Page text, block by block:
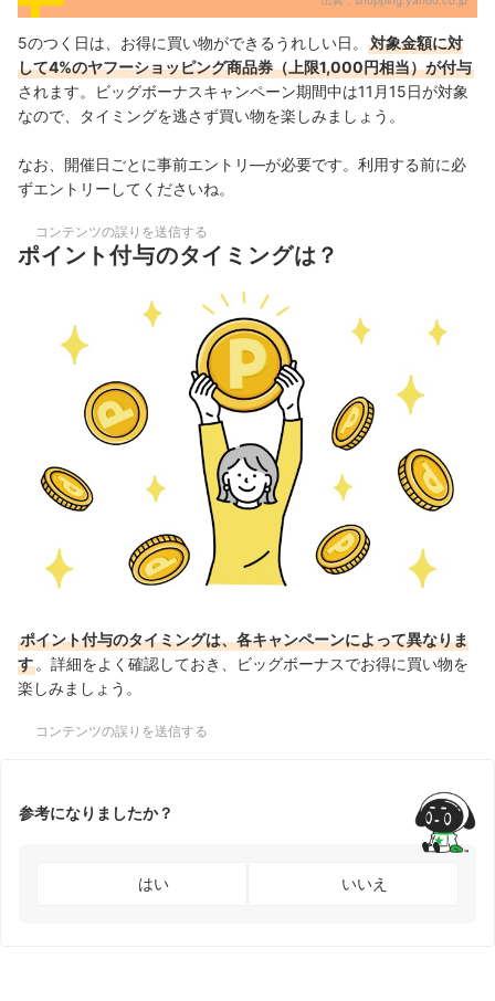
5のつく日は、お得に買い物ができるうれしい日。
対象金額に対
して4%のヤフーショッピング商品券（上限1,000円相当）が付与
されます。ビッグボーナスキャンペーン期間中は11月15日が対象
なので、タイミングを逃さず買い物を楽しみましょう。
なお、開催日ごとに事前エントリ―が必要です。利用する前に必
ずエントリーしてくださいね。
コンテンツの誤りを送信する
ポイント付与のタイミングは？
ポイント付与のタイミングは、各キャンペーンによって異なりま
す 。詳細をよく確認しておき、ビッグボーナスでお得に買い物を
楽しみましょう。
コンテンツの誤りを送信する
参考になりましたか？
はい いいえ